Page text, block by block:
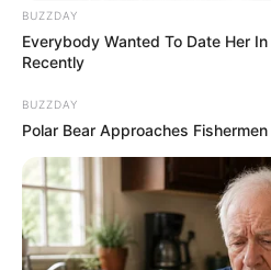
BUZZDAY
Everybody Wanted To Date Her
Recently
BUZZDAY
Polar Bear Approaches